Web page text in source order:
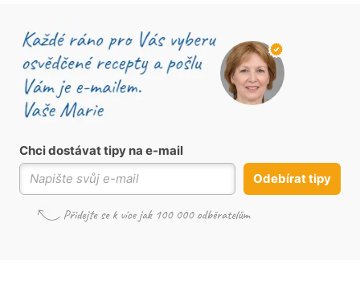
Chci dostávat tipy na e-mail
Odebírat tipy